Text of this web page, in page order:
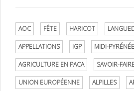
AOC FÊTE HARICOT
APPELLATIONS IGP MIDI-
AGRICULTURE EN PACA SAVOIR-
UNION EUROPÉENNE ALPILLES